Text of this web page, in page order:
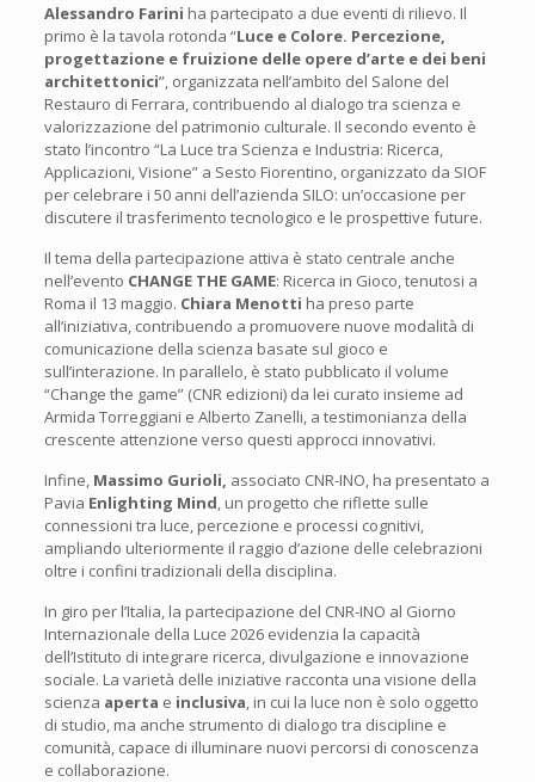
Alessandro Farini ha partecipato a due eventi di rilievo. Il
primo è la tavola rotonda “Luce e Colore. Percezione,
progettazione e fruizione delle opere d’arte e dei beni
architettonici”, organizzata nell’ambito del Salone del
Restauro di Ferrara, contribuendo al dialogo tra scienza e
valorizzazione del patrimonio culturale. Il secondo evento è
stato l’incontro “La Luce tra Scienza e Industria: Ricerca,
Applicazioni, Visione” a Sesto Fiorentino, organizzato da SIOF
per celebrare i 50 anni dell’azienda SILO: un’occasione per
discutere il trasferimento tecnologico e le prospettive future.
Il tema della partecipazione attiva è stato centrale anche
nell’evento CHANGE THE GAME: Ricerca in Gioco, tenutosi a
Roma il 13 maggio. Chiara Menotti ha preso parte
all’iniziativa, contribuendo a promuovere nuove modalità di
comunicazione della scienza basate sul gioco e
sull’interazione. In parallelo, è stato pubblicato il volume
“Change the game” (CNR edizioni) da lei curato insieme ad
Armida Torreggiani e Alberto Zanelli, a testimonianza della
crescente attenzione verso questi approcci innovativi.
Infine, Massimo Gurioli, associato CNR-INO, ha presentato a
Pavia Enlighting Mind , un progetto che riflette sulle
connessioni tra luce, percezione e processi cognitivi,
ampliando ulteriormente il raggio d’azione delle celebrazioni
oltre i confini tradizionali della disciplina.
In giro per l’Italia, la partecipazione del CNR-INO al Giorno
Internazionale della Luce 2026 evidenzia la capacità
dell’Istituto di integrare ricerca, divulgazione e innovazione
sociale. La varietà delle iniziative racconta una visione della
scienza aperta e inclusiva , in cui la luce non è solo oggetto
di studio, ma anche strumento di dialogo tra discipline e
comunità, capace di illuminare nuovi percorsi di conoscenza
e collaborazione.